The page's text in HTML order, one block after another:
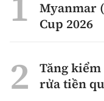
Myanmar
Cup 2026
Tăng
rửa tiền